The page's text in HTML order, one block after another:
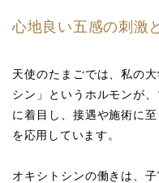
心地良い五感の刺激
天使のたまごでは、私の
シン」というホルモンが
に着目し、接遇や施術に
を応用しています。
オキシトシンの働きは、